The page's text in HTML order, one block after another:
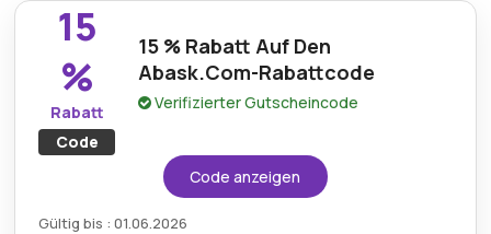
15
%
Rabatt
Code
15 % Rabatt Auf Den
Abask.Com-Rabattcode
Verifizierter Gutscheincode
Code anzeigen
Gültig bis : 01.06.2026